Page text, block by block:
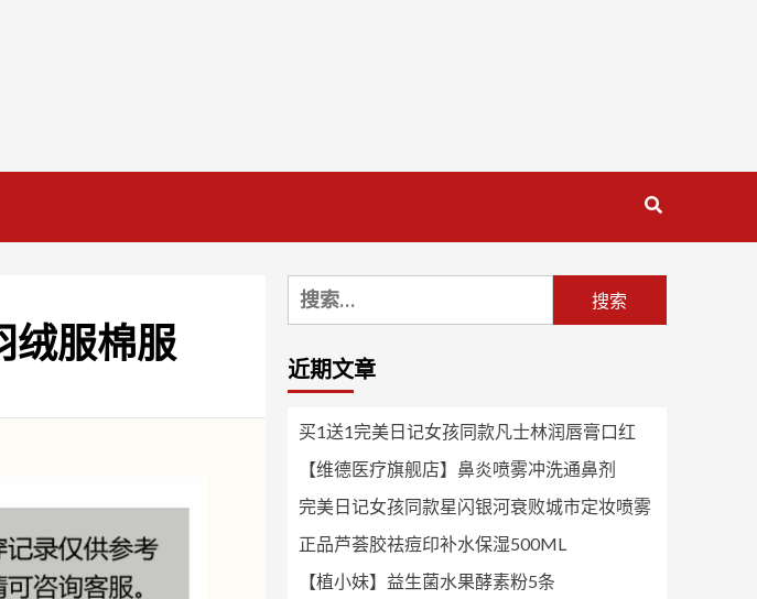
绒服棉服
搜
索：
近期文章
买1送1完美日记女孩同款凡士林润唇膏口红
【维德医疗旗舰店】鼻炎喷雾冲洗通鼻剂
完美日记女孩同款星闪银河衰败城市定妆喷雾
正品芦荟胶祛痘印补水保湿500ML
【植小妹】益生菌水果酵素粉5条